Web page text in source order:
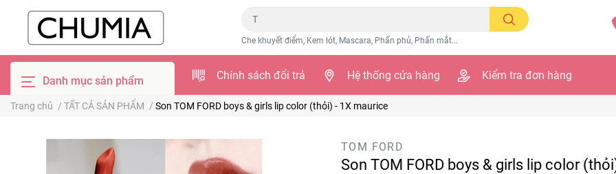
Che khuyết điểm, Kem lót, Mascara, Phấn phủ, Phấn mắt...
Danh mục sản phẩm Chính sách đổi trả Hệ thống cửa hàng Kiểm tra đơn hàng
Trang chủ / TẤT CẢ SẢN PHẨM / Son TOM FORD boys & girls lip color (thỏi) - 1X maurice
TOM FORD
Son TOM FORD boys & girls lip color